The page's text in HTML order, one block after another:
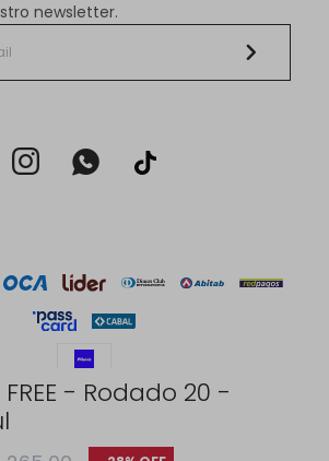
- Rodado 20 -
newsletter.
 
Hogar